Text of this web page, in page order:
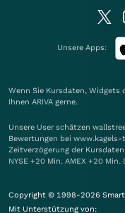
Unsere Apps:
Wenn Sie Kursdaten,
Ihnen ARIVA gerne.
Unsere User schätzen
Bewertungen bei www.kagels-
Zeitverzögerung der
NYSE +20 Min. AMEX +20
Copyright © 1998-2026
Mit Unterstützung von: